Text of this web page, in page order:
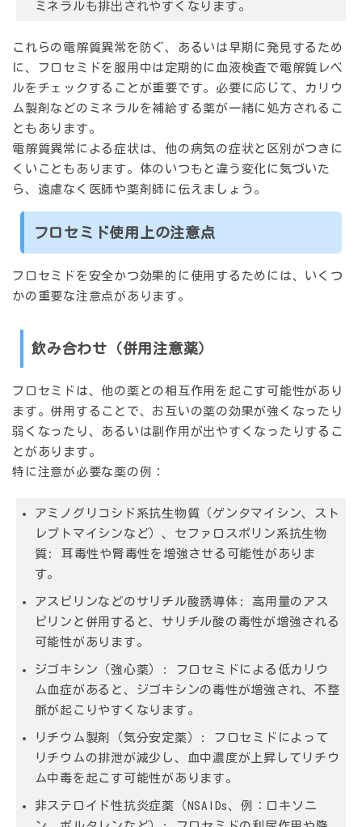
ミネラルも排出されやすくなります。
これらの電解質異常を防ぐ、あるいは早期に発見するため
に、フロセミドを服用中は定期的に血液検査で電解質レベ
ルをチェックすることが重要です。必要に応じて、カリウ
ム製剤などのミネラルを補給する薬が一緒に処方されるこ
ともあります。
電解質異常による症状は、他の病気の症状と区別がつきに
くいこともあります。体のいつもと違う変化に気づいた
ら、遠慮なく医師や薬剤師に伝えましょう。
フロセミド使用上の注意点
フロセミドを安全かつ効果的に使用するためには、いくつ
かの重要な注意点があります。
飲み合わせ（併用注意薬）
フロセミドは、他の薬との相互作用を起こす可能性があり
ます。併用することで、お互いの薬の効果が強くなったり
弱くなったり、あるいは副作用が出やすくなったりするこ
とがあります。
特に注意が必要な薬の例：
アミノグリコシド系抗生物質（ゲンタマイシン、スト
レプトマイシンなど）、セファロスポリン系抗生物
質:
耳毒性や腎毒性を増強させる可能性がありま
す。
アスピリンなどのサリチル酸誘導体:
高用量のアス
ピリンと併用すると、サリチル酸の毒性が増強される
可能性があります。
ジゴキシン（強心薬）:
フロセミドによる低カリウ
ム血症があると、ジゴキシンの毒性が増強され、不整
脈が起こりやすくなります。
リチウム製剤（気分安定薬）:
フロセミドによって
リチウムの排泄が減少し、血中濃度が上昇してリチウ
ム中毒を起こす可能性があります。
非ステロイド性抗炎症薬（NSAIDs、例：ロキソニ